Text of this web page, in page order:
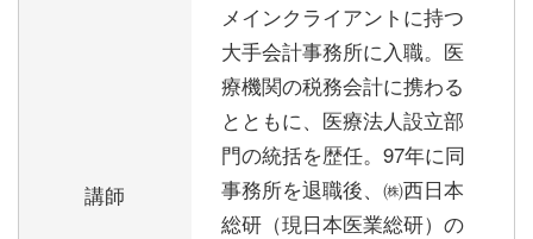
講師
メインクライアントに持つ
大手会計事務所に入職。医
療機関の税務会計に携わる
とともに、医療法人設立部
門の統括を歴任。97年に同
事務所を退職後、㈱西日本
総研（現日本医業総研）の